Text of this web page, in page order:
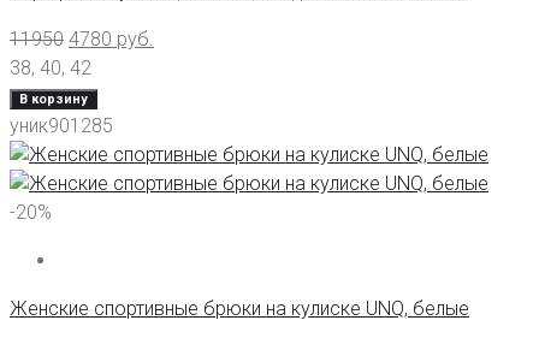
11950 4780 руб.
38, 40, 42
В корзину
уник901285
-20%
Женские спортивные брюки на кулиске UNQ, белые